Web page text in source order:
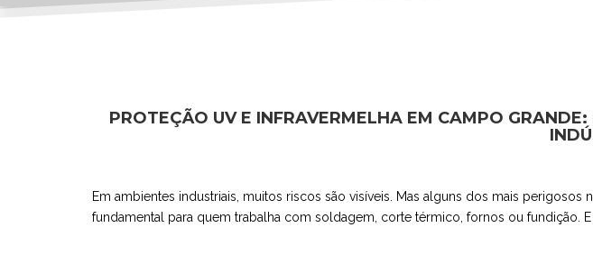
PROTEÇÃO UV E INFRAVERMELHA EM CAMPO
Em ambientes industriais, muitos riscos são visíveis. Mas alguns dos mais perigosos
fundamental para quem trabalha com soldagem, corte térmico, fornos ou fundição.